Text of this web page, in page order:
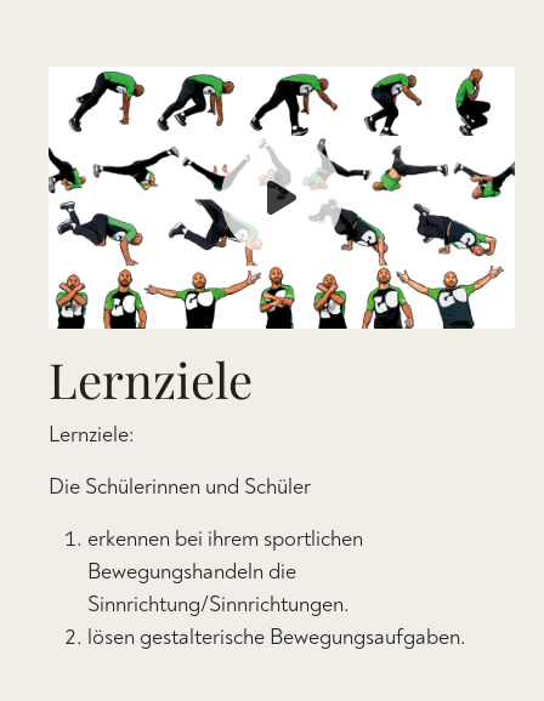
Lernziele
Lernziele:
Die Schülerinnen und Schüler
erkennen bei ihrem sportlichen
Bewegungshandeln die
Sinnrichtung/Sinnrichtungen.
lösen gestalterische Bewegungsaufgaben.